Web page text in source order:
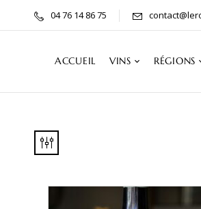
04 76 14 86 75
ACCUEIL VINS RÉGIONS